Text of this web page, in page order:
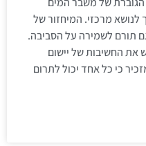
לנושא מרכזי. המיחזור של
תורם לשמירה על הסביבה.
את החשיבות של יישום
כי כל אחד יכול לתרום